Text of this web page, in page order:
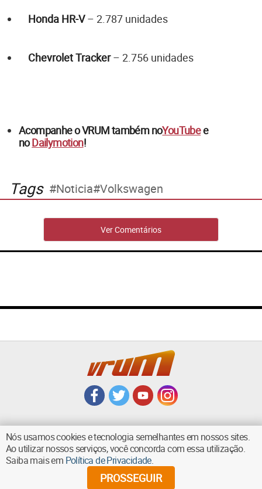
Honda HR-V– 2.787 unidades
Chevrolet Tracker– 2.756 unidades
Acompanhe o VRUM também noYouTubee
noDailymotion!
Tags Noticia Volkswagen
Ver Comentários
VOLTAR AO TOPO
Nós usamos cookies e tecnologia semelhantes em nossos sites.
Ao utilizar nossos serviços, você concorda com essa utilização.
Saiba mais em Política de Privacidade.
PROSSEGUIR